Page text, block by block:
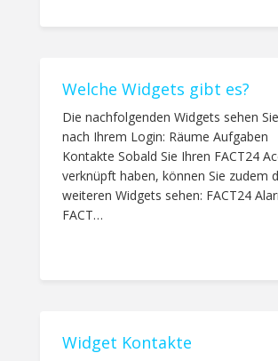
Welche Widgets gibt es?
Die nachfolgenden Widgets sehen
nach Ihrem Login: Räume Aufgaben
Kontakte Sobald Sie Ihren FACT24
verknüpft haben, können Sie zudem
weiteren Widgets sehen: FACT24
FACT…
Widget Kontakte